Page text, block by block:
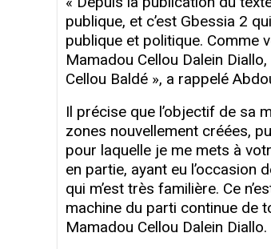
publique, et c’est Gbessia 2
publique et politique. Comme
Mamadou Cellou Dalein
Cellou Baldé », a rappelé
Il précise que l’objectif de sa
zones nouvellement créées,
pour laquelle je me mets à
en partie, ayant eu l’occasion
qui m’est très familière. Ce
machine du parti continue de
Mamadou Cellou Dalein Diallo.